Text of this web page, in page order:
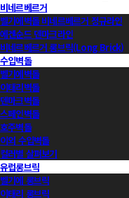
비네르베르거
벨기에벽돌 비네르베르거 정규라인
에겐순드 덴마크라인
비네르베르거 롱브릭(Long Brick)
수입벽돌
벨기에벽돌
이태리벽돌
덴마크벽돌
스페인벽돌
호주벽돌
이외 수입벽돌
컬러별 살펴보기
유럽롱브릭
벨기에 롱브릭
이태리 롱브릭